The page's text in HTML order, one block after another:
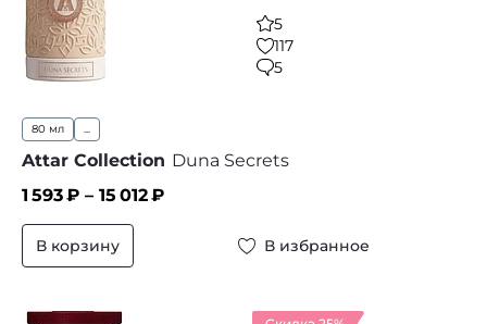
5
117
5
80 мл ...
Attar Collection Duna Secrets
1 593₽ – 15 012₽
В корзину В избранное